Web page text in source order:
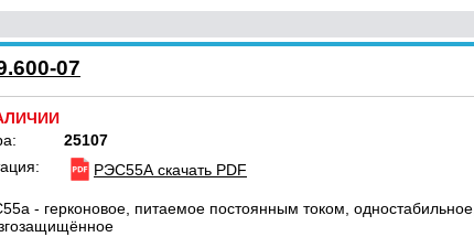
07
25107
РЭС55А скачать PDF
- герконовое, питаемое постоянным током, одностабильное,